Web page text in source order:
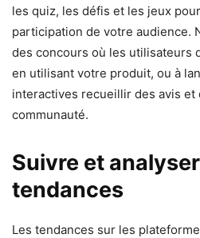
les quiz, les défis et les jeux
participation de votre audience.
des concours où les utilisateurs
en utilisant votre produit, ou à
interactives recueillir des avis et
communauté.
Suivre et
tendances
Les tendances sur les